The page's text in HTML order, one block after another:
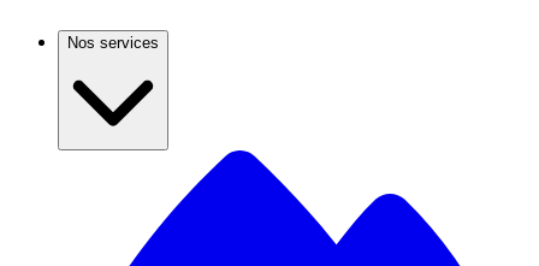
Nos services